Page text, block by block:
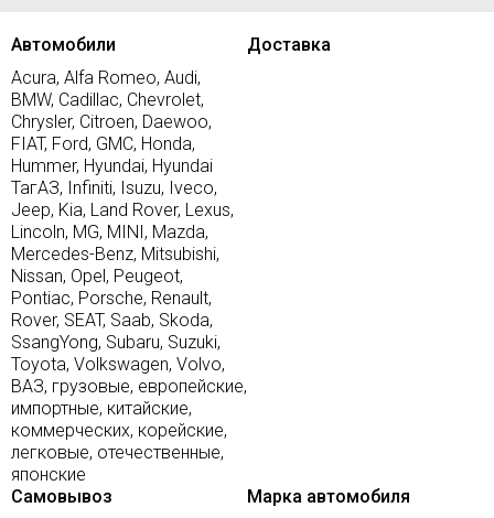
Автомобили
Acura, Alfa Romeo, Audi,
BMW, Cadillac, Chevrolet,
Chrysler, Citroen, Daewoo,
FIAT, Ford, GMC, Honda,
Hummer, Hyundai, Hyundai
ТагАЗ, Infiniti, Isuzu, Iveco,
Jeep, Kia, Land Rover, Lexus,
Lincoln, MG, MINI, Mazda,
Mercedes-Benz, Mitsubishi,
Nissan, Opel, Peugeot,
Pontiac, Porsche, Renault,
Rover, SEAT, Saab, Skoda,
SsangYong, Subaru, Suzuki,
Toyota, Volkswagen, Volvo,
ВАЗ, грузовые, европейские,
импортные, китайские,
коммерческих, корейские,
легковые, отечественные,
японские
Доставка
Самовывоз
Марка автомобиля